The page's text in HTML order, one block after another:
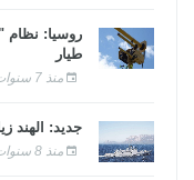
روسيا: نظام
طيار
منذ 7 سنوات
جديد: الهند
منذ 8 سنوات